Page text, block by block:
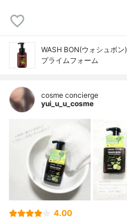
WASH BON(ウォシュボン)
プライムフォーム
cosme concierge
yui_u_u_cosme
4.00